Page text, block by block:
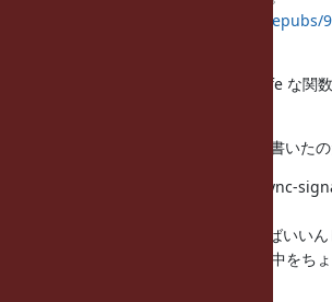
http://pubs.opengroup.org/onlinepubs/
SUSv2, SUSv3 では async-signal-safe な関
たぶんそのコメントは SUSv4 を見て書いた
それはそれとして、現在の実装が async-
envp_str を常に生成するようにすればいいん
たぶん rb_execarg_parent_start1 の中をち